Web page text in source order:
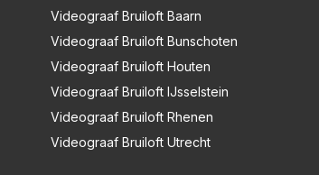
Videograaf Bruiloft Baarn
Videograaf Bruiloft Bunschoten
Videograaf Bruiloft Houten
Videograaf Bruiloft IJsselstein
Videograaf Bruiloft Rhenen
Videograaf Bruiloft Utrecht